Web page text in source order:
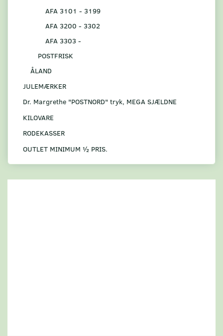
AFA 3101 - 3199
AFA 3200 - 3302
AFA 3303 -
POSTFRISK
ÅLAND
JULEMÆRKER
Dr. Margrethe "POSTNORD" tryk, MEGA SJÆLDNE
KILOVARE
RODEKASSER
OUTLET MINIMUM ½ PRIS.